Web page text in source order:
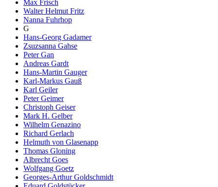
Max Frisch
Walter Helmut Fritz
Nanna Fuhrhop
G
Hans-Georg Gadamer
Zsuzsanna Gahse
Peter Gan
Andreas Gardt
Hans-Martin Gauger
Karl-Markus Gauß
Karl Geiler
Peter Geimer
Christoph Geiser
Mark H. Gelber
Wilhelm Genazino
Richard Gerlach
Helmuth von Glasenapp
Thomas Gloning
Albrecht Goes
Wolfgang Goetz
Georges-Arthur Goldschmidt